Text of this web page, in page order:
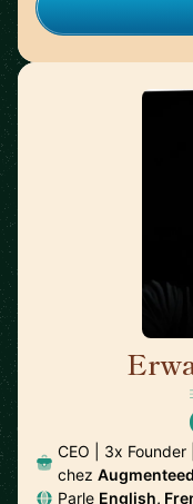
CEO | 3x
chez Augmenteed
Parle English,